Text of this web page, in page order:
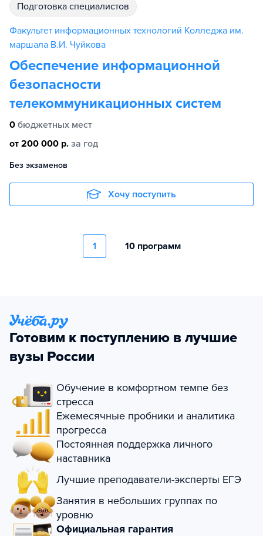
подготовка специалистов
Факультет информационных технологий Колледжа им.
маршала В.И. Чуйкова
Обеспечение информационной
безопасности
телекоммуникационных систем
0 бюджетных мест
от 200 000 р. за год
Без экзаменов
Хочу поступить
1 10 программ
Готовим к поступлению в лучшие
вузы России
Обучение в комфортном темпе без
стресса
Ежемесячные пробники и аналитика
прогресса
Постоянная поддержка личного
наставника
Лучшие преподаватели-эксперты ЕГЭ
Занятия в небольших группах по
уровню
Официальная гарантия